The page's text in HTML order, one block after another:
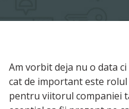
Am vorbit deja nu o data
cat de important este
pentru viitorul companiei